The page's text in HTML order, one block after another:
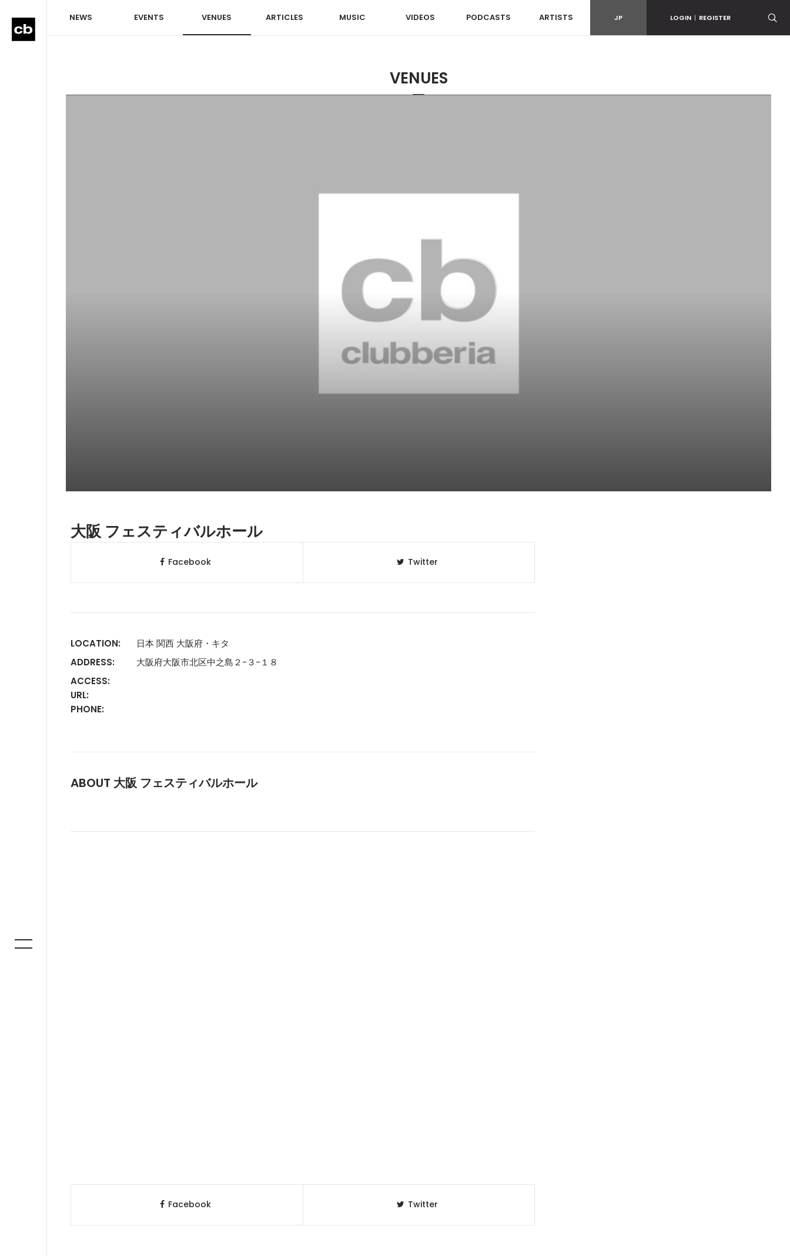
NEWS EVENTS VENUES ARTICLES MUSIC VIDEOS PODCASTS ARTISTS JP LOGIN | REGISTER
VENUES
大阪 フェスティバルホール
Facebook Twitter
LOCATION:
日本 関西 大阪府・キタ
ADDRESS:
大阪府大阪市北区中之島２−３−１８
ACCESS:
URL:
PHONE:
ABOUT 大阪 フェスティバルホール
Facebook Twitter